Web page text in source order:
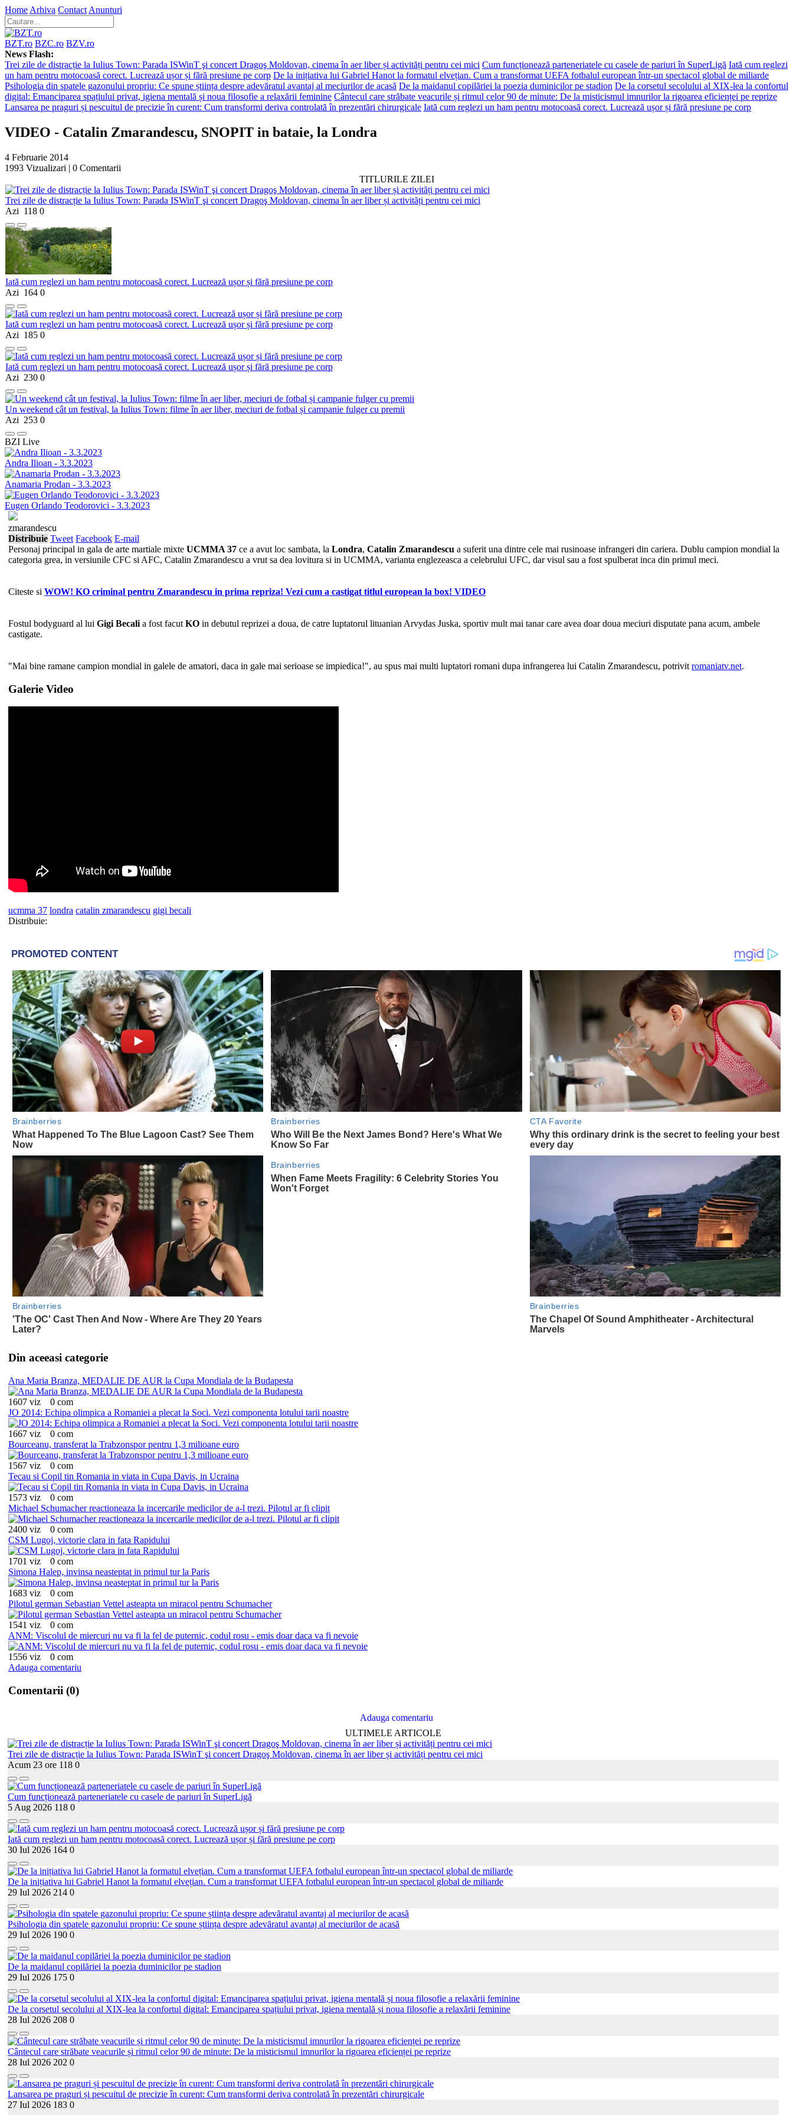
Home Arhiva Contact Anunturi
BZT.ro BZC.ro BZV.ro
News Flash:
Trei zile de distracție la Iulius Town: Parada ISWinT şi concert Dragoş Moldovan, cinema în aer liber și activități pentru cei mici Cum funcționează parteneriatele cu casele de pariuri în SuperLigă Iată cum reglezi
un ham pentru motocoasă corect. Lucrează ușor și fără presiune pe corp De la inițiativa lui Gabriel Hanot la formatul elvețian. Cum a transformat UEFA fotbalul european într-un spectacol global de miliarde
Psihologia din spatele gazonului propriu: Ce spune știința despre adevăratul avantaj al meciurilor de acasă De la maidanul copilăriei la poezia duminicilor pe stadion De la corsetul secolului al XIX-lea la confortul
digital: Emanciparea spațiului privat, igiena mentală și noua filosofie a relaxării feminine Cântecul care străbate veacurile și ritmul celor 90 de minute: De la misticismul imnurilor la rigoarea eficienței pe reprize
Lansarea pe praguri și pescuitul de precizie în curent: Cum transformi deriva controlată în prezentări chirurgicale Iată cum reglezi un ham pentru motocoasă corect. Lucrează ușor și fără presiune pe corp
VIDEO - Catalin Zmarandescu, SNOPIT in bataie, la Londra
4 Februarie 2014
1993 Vizualizari | 0 Comentarii
TITLURILE ZILEI
Trei zile de distracție la Iulius Town: Parada ISWinT şi concert Dragoş Moldovan, cinema în aer liber și activități pentru cei mici
Azi 118 0
Iată cum reglezi un ham pentru motocoasă corect. Lucrează ușor și fără presiune pe corp
Azi 164 0
Iată cum reglezi un ham pentru motocoasă corect. Lucrează ușor și fără presiune pe corp
Azi 185 0
Iată cum reglezi un ham pentru motocoasă corect. Lucrează ușor și fără presiune pe corp
Azi 230 0
Un weekend cât un festival, la Iulius Town: filme în aer liber, meciuri de fotbal și campanie fulger cu premii
Azi 253 0
BZI Live
Andra Ilioan - 3.3.2023
Anamaria Prodan - 3.3.2023
Eugen Orlando Teodorovici - 3.3.2023
zmarandescu
Distribuie Tweet Facebook E-mail
Personaj principal in gala de arte martiale mixte UCMMA 37 ce a avut loc sambata, la Londra, Catalin Zmarandescu a suferit una dintre cele mai rusinoase infrangeri din cariera. Dublu campion mondial la
categoria grea, in versiunile CFC si AFC, Catalin Zmarandescu a vrut sa dea lovitura si in UCMMA, varianta englezeasca a celebrului UFC, dar visul sau a fost spulberat inca din primul meci.
Citeste si WOW! KO criminal pentru Zmarandescu in prima repriza! Vezi cum a castigat titlul european la box! VIDEO
Fostul bodyguard al lui Gigi Becali a fost facut KO in debutul reprizei a doua, de catre luptatorul lituanian Arvydas Juska, sportiv mult mai tanar care avea doar doua meciuri disputate pana acum, ambele
castigate.
"Mai bine ramane campion mondial in galele de amatori, daca in gale mai serioase se impiedica!", au spus mai multi luptatori romani dupa infrangerea lui Catalin Zmarandescu, potrivit romaniatv.net.
Galerie Video
ucmma 37 londra catalin zmarandescu gigi becali
Distribuie:
Din aceeasi categorie
Ana Maria Branza, MEDALIE DE AUR la Cupa Mondiala de la Budapesta
1607 viz
0 com
JO 2014: Echipa olimpica a Romaniei a plecat la Soci. Vezi componenta lotului tarii noastre
1667 viz
0 com
Bourceanu, transferat la Trabzonspor pentru 1,3 milioane euro
1567 viz
0 com
Tecau si Copil tin Romania in viata in Cupa Davis, in Ucraina
1573 viz
0 com
Michael Schumacher reactioneaza la incercarile medicilor de a-l trezi. Pilotul ar fi clipit
2400 viz
0 com
CSM Lugoj, victorie clara in fata Rapidului
1701 viz
0 com
Simona Halep, invinsa neasteptat in primul tur la Paris
1683 viz
0 com
Pilotul german Sebastian Vettel asteapta un miracol pentru Schumacher
1541 viz
0 com
ANM: Viscolul de miercuri nu va fi la fel de puternic, codul rosu - emis doar daca va fi nevoie
1556 viz
0 com
Adauga comentariu
Comentarii (0)
Adauga comentariu
ULTIMELE ARTICOLE
Trei zile de distracție la Iulius Town: Parada ISWinT şi concert Dragoş Moldovan, cinema în aer liber și activități pentru cei mici
Acum 23 ore 118 0
Cum funcționează parteneriatele cu casele de pariuri în SuperLigă
5 Aug 2026 118 0
Iată cum reglezi un ham pentru motocoasă corect. Lucrează ușor și fără presiune pe corp
30 Iul 2026 164 0
De la inițiativa lui Gabriel Hanot la formatul elvețian. Cum a transformat UEFA fotbalul european într-un spectacol global de miliarde
29 Iul 2026 214 0
Psihologia din spatele gazonului propriu: Ce spune știința despre adevăratul avantaj al meciurilor de acasă
29 Iul 2026 190 0
De la maidanul copilăriei la poezia duminicilor pe stadion
29 Iul 2026 175 0
De la corsetul secolului al XIX-lea la confortul digital: Emanciparea spațiului privat, igiena mentală și noua filosofie a relaxării feminine
28 Iul 2026 208 0
Cântecul care străbate veacurile și ritmul celor 90 de minute: De la misticismul imnurilor la rigoarea eficienței pe reprize
28 Iul 2026 202 0
Lansarea pe praguri și pescuitul de precizie în curent: Cum transformi deriva controlată în prezentări chirurgicale
27 Iul 2026 183 0